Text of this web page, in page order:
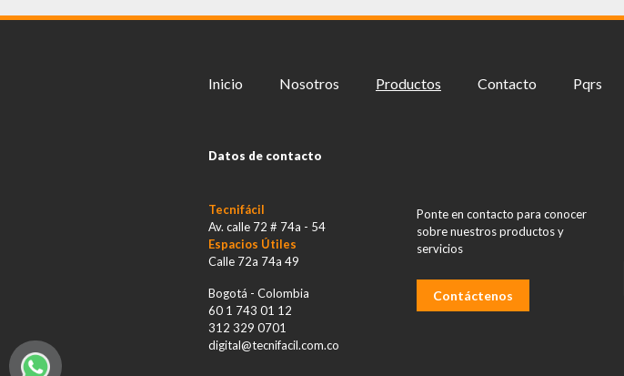
Inicio Nosotros Productos Contacto Pqrs
Datos de contacto
Tecnifácil
Av. calle 72 # 74a - 54
Espacios Útiles
Calle 72a 74a 49
Bogotá - Colombia
60 1 743 01 12
312 329 0701
digital@tecnifacil.com.co
Ponte en contacto para conocer
sobre nuestros productos y
servicios
Contáctenos